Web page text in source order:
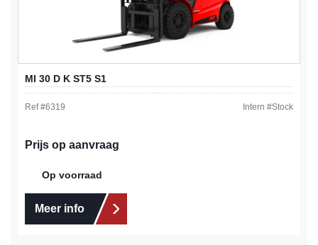
MI 30 D K ST5 S1
Ref #6319 Intern #Stock
Prijs op aanvraag
Op voorraad
Meer info